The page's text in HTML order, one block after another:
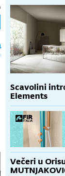
Scavolini
Elements
Večeri u